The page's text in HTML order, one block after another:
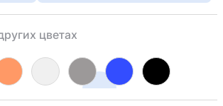
цветах